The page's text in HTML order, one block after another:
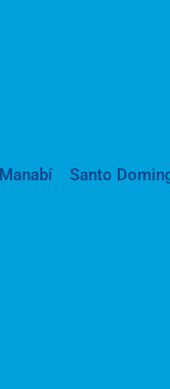
Manabí Santo